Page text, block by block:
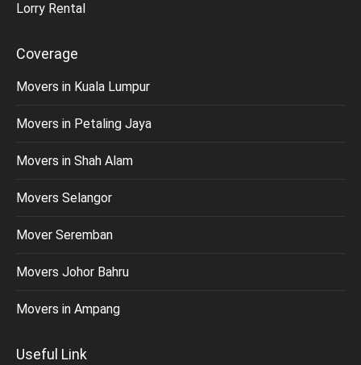
Lorry Rental
Coverage
Movers in Kuala Lumpur
Movers in Petaling Jaya
Movers in Shah Alam
Movers Selangor
Mover Seremban
Movers Johor Bahru
Movers in Ampang
Useful Link